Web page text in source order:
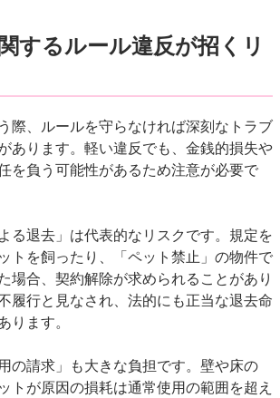
するルール違反が招くリ
際、ルールを守らなければ深刻なトラブ
あります。軽い違反でも、金銭的損失や
を負う可能性があるため注意が必要で
る退去」は代表的なリスクです。規定を
トを飼ったり、「ペット禁止」の物件で
場合、契約解除が求められることがあり
履行と見なされ、法的にも正当な退去命
ります。
の請求」も大きな負担です。壁や床の
トが原因の損耗は通常使用の範囲を超え